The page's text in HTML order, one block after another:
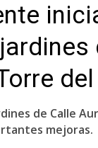
de Calle
mejoras.